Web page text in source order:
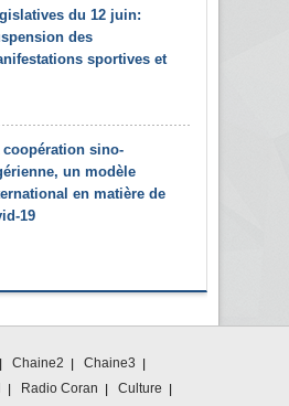
du 12 juin:
des
sportives et
coopération sino-
un modèle
en matière de
19
Chaine2
Chaine3
Radio Coran
Culture